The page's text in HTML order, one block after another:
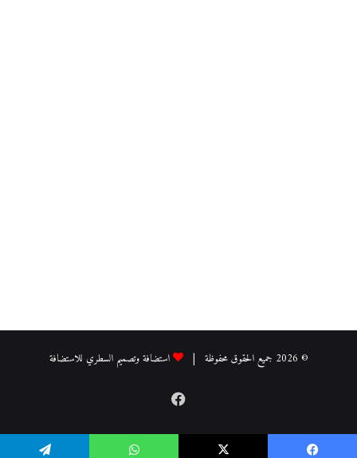
© 2026 جميع الحقوق محفوظة | استضافة وتصميم السطري للاستضافة